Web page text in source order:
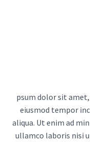
psum dolor sit
eiusmod tempor
aliqua. Ut enim ad
ullamco laboris nisi